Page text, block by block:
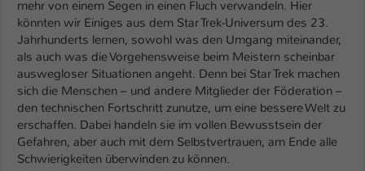
mehr von einem Segen in einen Fluch verwandeln. Hier
könnten wir Einiges aus dem Star Trek-Universum des 23.
Jahrhunderts lernen, sowohl was den Umgang miteinander,
als auch was die Vorgehensweise beim Meistern scheinbar
auswegloser Situationen angeht. Denn bei Star Trek machen
sich die Menschen – und andere Mitglieder der Föderation –
den technischen Fortschritt zunutze, um eine bessere Welt zu
erschaffen. Dabei handeln sie im vollen Bewusstsein der
Gefahren, aber auch mit dem Selbstvertrauen, am Ende alle
Schwierigkeiten überwinden zu können.
Zweck
Einstellungen. Unter anderem eine zufällig
generierte ID, für die historische
Speicherung Ihrer vorgenommen
Einstellungen, falls der Webseiten-
Betreiber dies eingestellt hat.
Name fe_typo_user / PHPSESSID
Anbieter TYPO3